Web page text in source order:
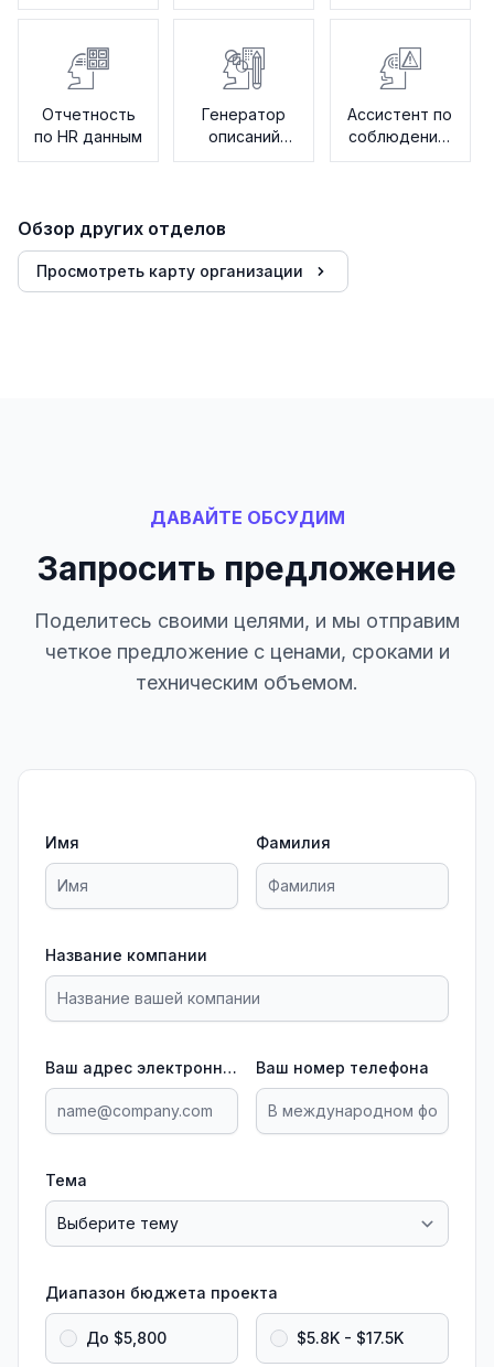
Отчетность
по HR данным
Генератор
описаний
вакансий
Ассистент по
соблюдению
норм
Обзор других отделов
Просмотреть карту организации
ДАВАЙТЕ ОБСУДИМ
Запросить предложение
Поделитесь своими целями, и мы отправим
четкое предложение с ценами, сроками и
техническим объемом.
Имя Фамилия
Название компании
Ваш адрес электронной почты Ваш номер телефона
Тема
Диапазон бюджета проекта
До $5,800 $5.8K - $17.5K